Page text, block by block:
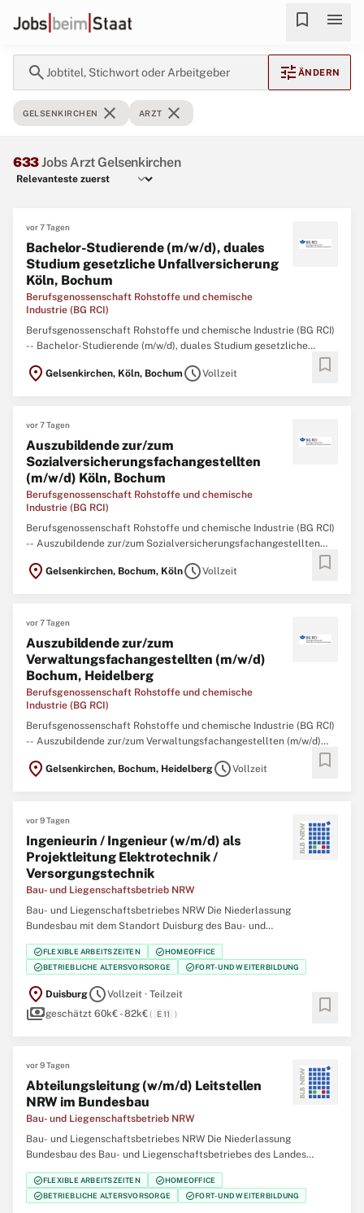
bookmark menu
search Jobtitel, Stichwort oder Arbeitgeber tune ÄNDERN
GELSENKIRCHEN close ARZT close
633Jobs Arzt Gelsenkirchen
vor 7 Tagen
Bachelor-Studierende (m/w/d), duales
Studium gesetzliche Unfallversicherung
Köln, Bochum
Berufsgenossenschaft Rohstoffe und chemische
Industrie (BG RCI)
Berufsgenossenschaft Rohstoffe und chemische Industrie (BG RCI)
-- Bachelor-Studierende (m/w/d), duales Studium gesetzliche
Sozialversicherung von morgen – Studieren Sie mit Vision! Die BG
location_on Gelsenkirchen, Köln, Bochum scheduleVollzeit bookmark
vor 7 Tagen
Auszubildende zur/zum
Sozialversicherungsfachangestellten
(m/w/d) Köln, Bochum
Berufsgenossenschaft Rohstoffe und chemische
Industrie (BG RCI)
Berufsgenossenschaft Rohstoffe und chemische Industrie (BG RCI)
-- Auszubildende zur/zum Sozialversicherungsfachangestellten
Beginnen Sie Ihre Ausbildung in der Sozialversicherung! Die BG RCI
location_on Gelsenkirchen, Bochum, KölnscheduleVollzeit bookmark
vor 7 Tagen
Auszubildende zur/zum
Verwaltungsfachangestellten (m/w/d)
Bochum, Heidelberg
Berufsgenossenschaft Rohstoffe und chemische
Industrie (BG RCI)
Berufsgenossenschaft Rohstoffe und chemische Industrie (BG RCI)
-- Auszubildende zur/zum Verwaltungsfachangestellten (m/w/d)
Beginnen Sie Ihre Ausbildung in der Sozialversicherung! Die BG RCI
location_on Gelsenkirchen, Bochum, HeidelbergscheduleVollzeit bookmark
vor 9 Tagen
Ingenieurin / Ingenieur (w/m/d) als
Projektleitung Elektrotechnik /
Versorgungstechnik
Bau- und Liegenschaftsbetrieb NRW
Bau- und Liegenschaftsbetriebes NRW Die Niederlassung
Bundesbau mit dem Standort Duisburg des Bau- und
Liegenschaftsbetriebes des Landes Nordrhein‑Westfalen (BLB
NRW) sucht zum nächstmöglichen Zeitpunkt eine/einen Ingenieurin
/ Ingenieur (w/m/d) als Projektleitung Elektrotechnik /
check_circleFLEXIBLE ARBEITSZEITEN check_circleHOMEOFFICE
check_circleBETRIEBLICHE ALTERSVORSORGE check_circleFORT- UND WEITERBILDUNG
location_on DuisburgscheduleVollzeit · Teilzeit
paymentsgeschätzt 60k€ - 82k€( E 11 ) bookmark
vor 9 Tagen
Abteilungsleitung (w/m/d) Leitstellen
NRW im Bundesbau
Bau- und Liegenschaftsbetrieb NRW
Bau- und Liegenschaftsbetriebes NRW Die Niederlassung
Bundesbau des Bau- und Liegenschaftsbetriebes des Landes
Nordrhein‑Westfalen (BLB NRW) sucht zum nächstmöglichen
Zeitpunkt eine Abteilungsleitung (w/m/d) Leitstellen NRW im
Bundesbau Der Bau- und Liegenschaftsbetrieb NRW ist Eigentümer,
check_circleFLEXIBLE ARBEITSZEITEN check_circleHOMEOFFICE
check_circleBETRIEBLICHE ALTERSVORSORGE check_circleFORT- UND WEITERBILDUNG